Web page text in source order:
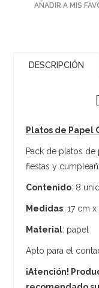
AÑADIR A MIS
DESCRIPCIÓN
Platos de Papel
Pack de platos
fiestas y
Contenido: 8
Medidas: 17 cm x
Material: papel
Apto para el
¡Atención!